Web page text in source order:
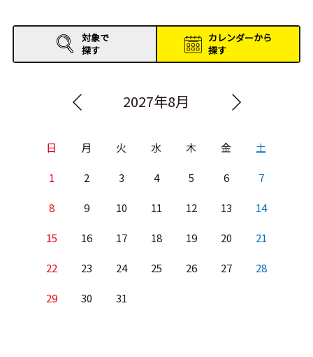
イベントレポート
対象で
探す
カレンダーから
探す
2027年8月
日 月 火 水 木 金 土
1 2 3 4 5 6 7
8 9 10 11 12 13 14
15 16 17 18 19 20 21
22 23 24 25 26 27 28
29 30 31